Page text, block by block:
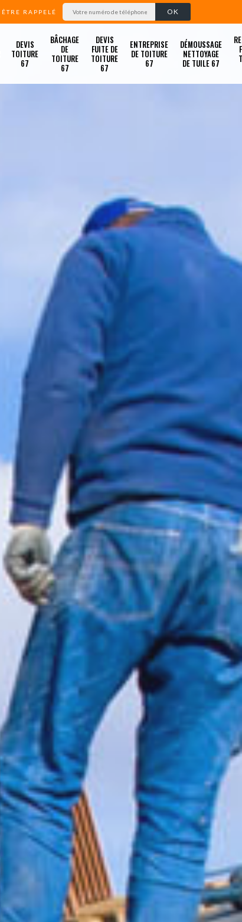
ÊTRE RAPPELÉ
DEVIS
TOITURE
67
BÂCHAGE
DE
TOITURE
67
DEVIS
FUITE DE
TOITURE
67
ENTREPRISE
DE TOITURE
67
DÉMOUSSAGE
NETTOYAGE
DE TUILE 67